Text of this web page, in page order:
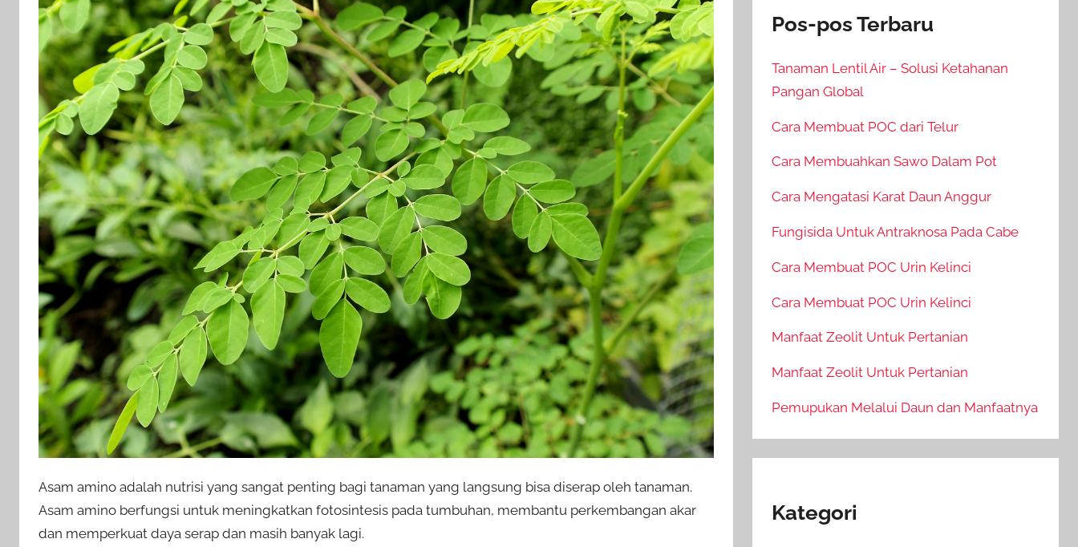
Asam amino adalah nutrisi yang sangat penting bagi tanaman yang langsung bisa diserap oleh tanaman.
Asam amino berfungsi untuk meningkatkan fotosintesis pada tumbuhan, membantu perkembangan akar
dan memperkuat daya serap dan masih banyak lagi.
Pos-pos Terbaru
Tanaman Lentil Air – Solusi Ketahanan
Pangan Global
Cara Membuat POC dari Telur
Cara Membuahkan Sawo Dalam Pot
Cara Mengatasi Karat Daun Anggur
Fungisida Untuk Antraknosa Pada Cabe
Cara Membuat POC Urin Kelinci
Cara Membuat POC Urin Kelinci
Manfaat Zeolit Untuk Pertanian
Manfaat Zeolit Untuk Pertanian
Pemupukan Melalui Daun dan Manfaatnya
Kategori